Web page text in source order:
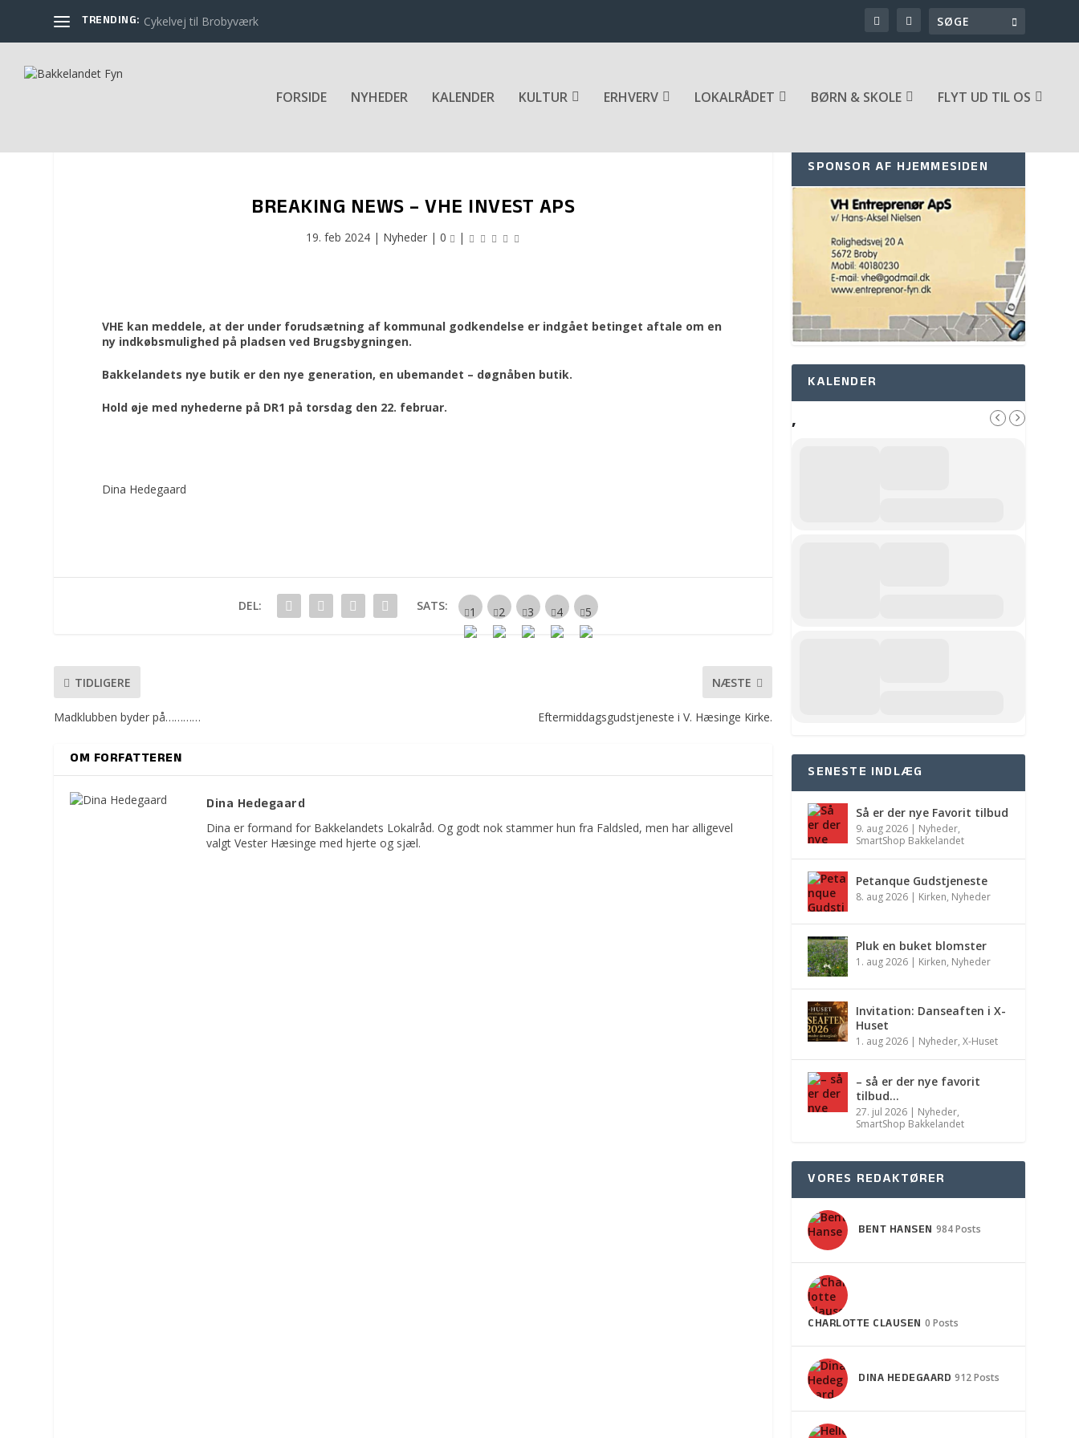
TRENDING: Cykelvej til Brobyværk
FORSIDE NYHEDER KALENDER KULTUR ERHVERV LOKALRÅDET BØRN & SKOLE FLYT UD TIL OS
BREAKING NEWS – VHE INVEST APS
19. feb 2024| Nyheder| 0 |
VHE kan meddele, at der under forudsætning af kommunal godkendelse er indgået betinget aftale om en
ny indkøbsmulighed på pladsen ved Brugsbygningen.
Bakkelandets nye butik er den nye generation, en ubemandet – døgnåben butik.
Hold øje med nyhederne på DR1 på torsdag den 22. februar.
Dina Hedegaard
DEL: SATS:
TIDLIGERE
Madklubben byder på…………
NÆSTE
Eftermiddagsgudstjeneste i V. Hæsinge Kirke.
OM FORFATTEREN
Dina Hedegaard
Dina er formand for Bakkelandets Lokalråd. Og godt nok stammer hun fra Faldsled, men har alligevel
valgt Vester Hæsinge med hjerte og sjæl.
SPONSOR AF HJEMMESIDEN
KALENDER
,
SENESTE INDLÆG
Så er der nye Favorit tilbud
9. aug 2026 | Nyheder,
SmartShop Bakkelandet
Petanque Gudstjeneste
8. aug 2026 | Kirken, Nyheder
Pluk en buket blomster
1. aug 2026 | Kirken, Nyheder
Invitation: Danseaften i X-
Huset
1. aug 2026 | Nyheder,X-Huset
– så er der nye favorit
tilbud…
27. jul 2026 | Nyheder,
SmartShop Bakkelandet
VORES REDAKTØRER
BENT HANSEN 984 Posts
CHARLOTTE CLAUSEN 0 Posts
DINA HEDEGAARD 912 Posts